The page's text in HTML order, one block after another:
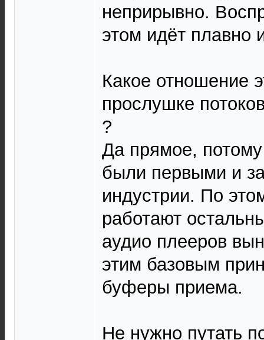
неприрывно.
этом идёт плавно
Какое отношение
прослушке
?
Да прямое,
были первыми и
индустрии. По
работают
аудио плееров
этим базовым
буферы приема.
Не нужно путать